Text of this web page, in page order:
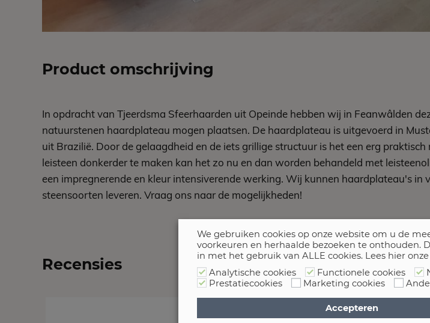
Product omschrijving
In opdracht van Tjeerdsma Sfeerhaarden uit Opeinde hebben wij in Feanwâlden
natuurstenen haardplateau mogen plaatsen. De haardplateau is uitgevoerd in
uit Brazilië. Door de gelaagdheid en de iets grillige structuur is het een erg
leisteen donkerder te maken kan het zo nu en dan worden behandeld met
een impregnerende en kleur intensiverende werking. Wij kunnen haardplateau's in
steensoorten leveren. Vraag ons naar de mogelijkheden!
Recensies
We gebruiken cookies op onze website om u de
voorkeuren en herhaalde bezoeken te onthouden.
in met het gebruik van ALLE cookies. Lees hier onze
Analytische cookies
Functionele cookies
Prestatiecookies
Marketing cookies
Accepteren